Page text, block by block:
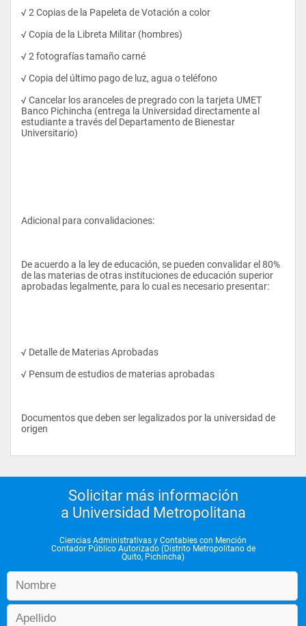
Proyecciones de inversiones
Asesora en aspectos legales de inversiones
Informa sobre acontecimientos diarios de la economía
nacional y mundial en los mercados financieros.
Diseña estrategias personalizadas a sus clientes de acuerdo a
la necesidad.
Campo ocupacional: Gerente o director de Auditoría
Determinar las personas de auditoría.
Analizar los hallazgos.
Emitir criterios sobre la documentación hallada.
Estados Financieros de la empresa.
Examinar el manejo de Recursos
Campo ocupacional: Contralor
Cargo a Ocupar: Gerente o director del departamento de
Elaborar presupuestos
Supervisar el logro de objetivos
Poseer dominio en las técnicas de expresión oral, escrita e
√ 2 Copias de la Papeleta de Votación a color
√ Copia de la Libreta Militar (hombres)
√ 2 fotografías tamaño carné
√ Copia del último pago de luz, agua o teléfono
√ Cancelar los aranceles de pregrado con la tarjeta UMET
Banco Pichincha (entrega la Universidad directamente al
estudiante a través del Departamento de Bienestar
Universitario)
Adicional para convalidaciones:
De acuerdo a la ley de educación, se pueden convalidar el 80%
de las materias de otras instituciones de educación superior
aprobadas legalmente, para lo cual es necesario presentar:
√ Detalle de Materias Aprobadas
√ Pensum de estudios de materias aprobadas
Documentos que deben ser legalizados por la universidad de
origen
Solicitar más información
a Universidad Metropolitana
Ciencias Administrativas y Contables con Mención
Contador Público Autorizado (Distrito Metropolitano de
Quito, Pichincha)